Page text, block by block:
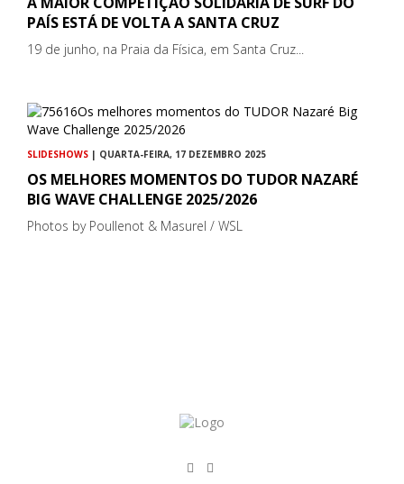
PAÍS ESTÁ DE VOLTA A SANTA CRUZ
19 de junho, na Praia da Física, em Santa Cruz...
SLIDESHOWS | QUARTA-FEIRA, 17 DEZEMBRO 2025
OS MELHORES MOMENTOS DO TUDOR NAZARÉ
BIG WAVE CHALLENGE 2025/2026
Photos by Poullenot & Masurel / WSL